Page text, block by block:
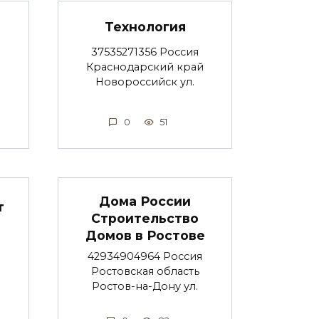
Технология
37535271356 Россия
Краснодарский край
Новороссийск ул.
0 51
Дома России
Строительство
Домов в Ростове
42934904964 Россия
Ростовская область
Ростов-на-Дону ул.